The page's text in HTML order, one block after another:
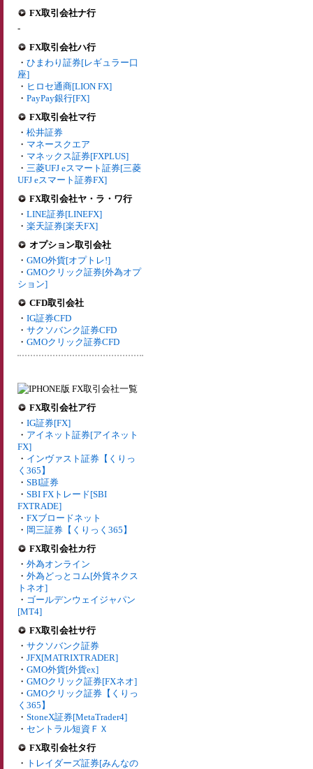
FX取引会社ナ行
-
FX取引会社ハ行
・ ひまわり証券[レギュラー口
座]
・ ヒロセ通商[LION FX]
・ PayPay銀行[FX]
FX取引会社マ行
・ 松井証券
・ マネースクエア
・ マネックス証券[FXPLUS]
・ 三菱UFJ eスマート証券[三菱
UFJ eスマート証券FX]
FX取引会社ヤ・ラ・ワ行
・ LINE証券[LINEFX]
・ 楽天証券[楽天FX]
オプション取引会社
・ GMO外貨[オプトレ!]
・ GMOクリック証券[外為オプ
ション]
CFD取引会社
・ IG証券CFD
・ サクソバンク証券CFD
・ GMOクリック証券CFD
FX取引会社ア行
・ IG証券[FX]
・ アイネット証券[アイネット
FX]
・ インヴァスト証券【くりっ
く365】
・ SBI証券
・ SBI FXトレード[SBI
FXTRADE]
・ FXブロードネット
・ 岡三証券【くりっく365】
FX取引会社カ行
・ 外為オンライン
・ 外為どっとコム[外貨ネクス
トネオ]
・ ゴールデンウェイジャパン
[MT4]
FX取引会社サ行
・ サクソバンク証券
・ JFX[MATRIXTRADER]
・ GMO外貨[外貨ex]
・ GMOクリック証券[FXネオ]
・ GMOクリック証券【くりっ
く365】
・ StoneX証券[MetaTrader4]
・ セントラル短資ＦＸ
FX取引会社タ行
・ トレイダーズ証券[みんなの